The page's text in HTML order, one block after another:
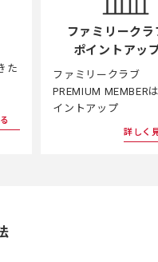
た
ファミリークラ
ポイントアッ
ファミリークラブ
PREMIUM MEMBER
イントアップ
詳しく